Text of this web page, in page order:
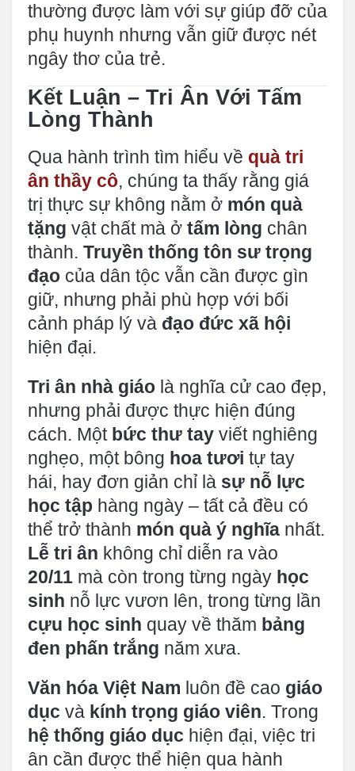
thường được làm với sự giúp đỡ của
phụ huynh nhưng vẫn giữ được nét
ngây thơ của trẻ.
Kết Luận – Tri Ân Với Tấm
Lòng Thành
Qua hành trình tìm hiểu về quà tri
ân thầy cô, chúng ta thấy rằng giá
trị thực sự không nằm ở món quà
tặng vật chất mà ở tấm lòng chân
thành. Truyền thống tôn sư trọng
đạo của dân tộc vẫn cần được gìn
giữ, nhưng phải phù hợp với bối
cảnh pháp lý và đạo đức xã hội
hiện đại.
Tri ân nhà giáo là nghĩa cử cao đẹp,
nhưng phải được thực hiện đúng
cách. Một bức thư tay viết nghiêng
nghẹo, một bông hoa tươi tự tay
hái, hay đơn giản chỉ là sự nỗ lực
học tập hàng ngày – tất cả đều có
thể trở thành món quà ý nghĩa nhất.
Lễ tri ân không chỉ diễn ra vào
20/11 mà còn trong từng ngày học
sinh nỗ lực vươn lên, trong từng lần
cựu học sinh quay về thăm bảng
đen phấn trắng năm xưa.
Văn hóa Việt Nam luôn đề cao giáo
dục và kính trọng giáo viên. Trong
hệ thống giáo dục hiện đại, việc tri
ân cần được thể hiện qua hành